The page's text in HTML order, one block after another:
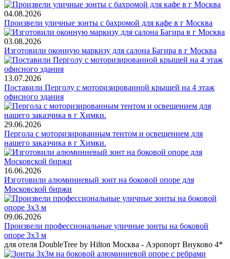
04.08.2026
Произвели уличные зонты с бахромой для кафе в г Москва
03.08.2026
Изготовили оконную маркизу для салона Багира в г Москва
13.07.2026
Поставили Перголу с моторизированной крышей на 4 этаж
офисного здания
29.06.2026
Пергола с моторизированным тентом и освещением для
нашего заказчика в г Химки.
16.06.2026
Изготовили алюминиевый зонт на боковой опоре для
Московской биржи
09.06.2026
Произвели профессиональные уличные зонты на боковой
опоре 3х3 м
для отеля DoubleTree by Hilton Москва - Аэропорт Внуково 4*